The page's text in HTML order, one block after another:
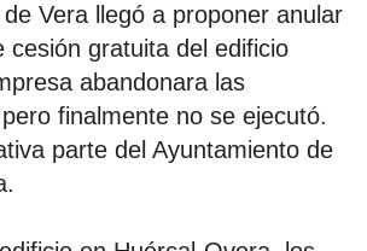
Vera llegó a proponer anular
cesión gratuita del edificio
abandonara las
finalmente no se ejecutó.
parte del Ayuntamiento de